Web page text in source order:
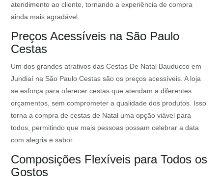
atendimento ao cliente, tornando a experiência de compra
ainda mais agradável.
Preços Acessíveis na São Paulo
Cestas
Um dos grandes atrativos das Cestas De Natal Bauducco em
Jundiaí na São Paulo Cestas são os preços acessíveis. A loja
se esforça para oferecer cestas que atendam a diferentes
orçamentos, sem comprometer a qualidade dos produtos. Isso
torna a compra de cestas de Natal uma opção viável para
todos, permitindo que mais pessoas possam celebrar a data
com alegria e sabor.
Composições Flexíveis para Todos os
Gostos